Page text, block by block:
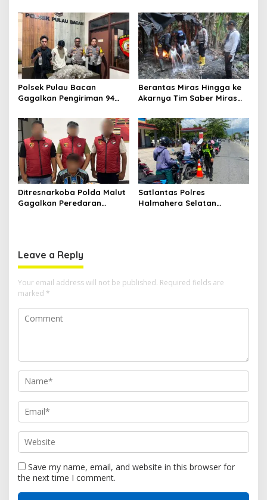
n
Akuntabilitas dan Kinerja
Desa Sawadai
Polsek Pulau Bacan
Gagalkan Pengiriman 94
Tikus di Pelabuhan Kupal
Berantas Miras Hingga ke
Akarnya Tim Saber Miras
Bongkar Penyulingan Cap
Tikus Aktif
Ditresnarkoba Polda Malut
Gagalkan Peredaran
Satlantas Polres
Halmahera Selatan
Leave a Reply
Your email address will not be published. Required fields are
marked *
Save my name, email, and website in this browser for
the next time I comment.